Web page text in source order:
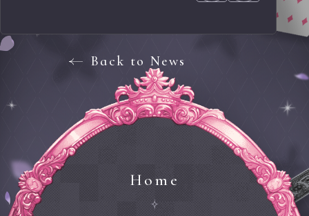
Back to News
Home